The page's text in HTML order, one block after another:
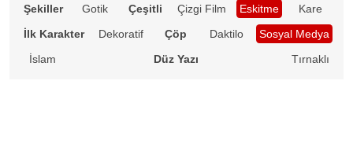
Şekiller
Gotik Çeşitli Çizgi Film Eskitme
Kare
İlk Karakter
Dekoratif Çöp Daktilo
Sosyal Medya
İslam
Düz Yazı Tırnaklı